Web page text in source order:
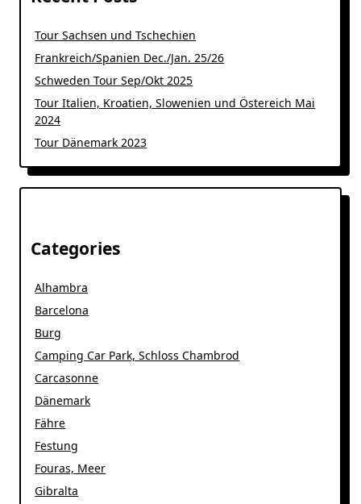
Tour Sachsen und Tschechien
Frankreich/Spanien Dec./Jan. 25/26
Schweden Tour Sep/Okt 2025
Tour Italien, Kroatien, Slowenien und Östereich Mai
2024
Tour Dänemark 2023
Categories
Alhambra
Barcelona
Burg
Camping Car Park, Schloss Chambrod
Carcasonne
Dänemark
Fähre
Festung
Fouras, Meer
Gibralta